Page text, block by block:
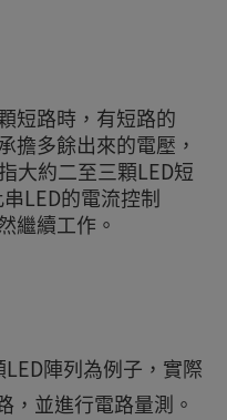
短路時，有短路的
擔多餘出來的電壓，
大約二至三顆LED短
LED的電流控制
繼續工作。
陣列為例子，實際
，並進行電路量測。